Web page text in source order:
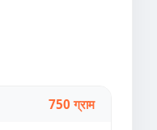
750 ग्राम